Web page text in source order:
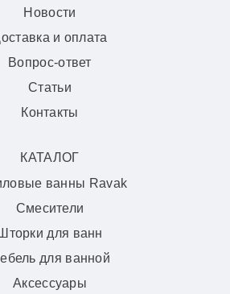
Новости
и оплата
Вопрос-ответ
Статьи
Контакты
КАТАЛОГ
ванны Ravak
Смесители
Шторки для ванн
для ванной
Аксессуары